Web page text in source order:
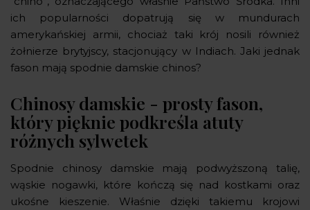
ich popularności dopatrują się w mundurach
amerykańskiej armii, chociaż taki krój nosili również
żołnierze brytyjscy, stacjonujący w Indiach. Jaki jednak
fason mają spodnie damskie chinos?
Chinosy damskie - prosty fason,
który pięknie podkreśla atuty
różnych sylwetek
Spodnie chinosy damskie mają podwyższoną talię,
wąskie nogawki, które kończą się nad kostkami oraz
ukośne kieszenie. Właśnie dzięki takiemu krojowi